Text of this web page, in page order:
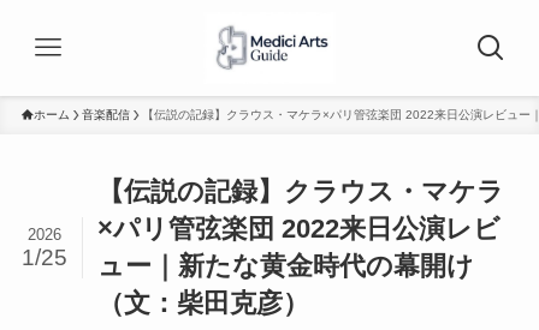
ホーム 音楽配信 【伝説の記録】クラウス・マケラ×パリ管弦楽団 2022来日公演レビュ
【伝説の記録】クラウス・マケラ
×パリ管弦楽団 2022来日公演レビ
ュー｜新たな黄金時代の幕開け
（文：柴田克彦）
2026
1/25